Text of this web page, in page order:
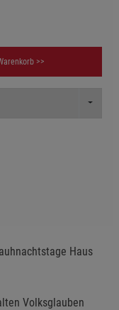
>>
Toggle
Haus
Volksglauben